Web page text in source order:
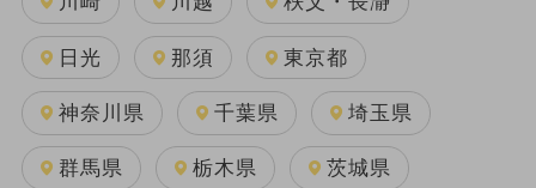
日光 那須 東京都
神奈川県 千葉県 埼玉県
群馬県 栃木県 茨城県